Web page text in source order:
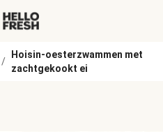
/
Hoisin-oesterzwammen met
zachtgekookt ei